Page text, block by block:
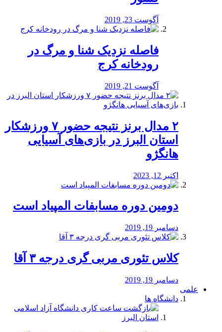
آگوست 23, 2019
️فاصله نزدیک شنا و مرگ در
رودخانه کرج
آگوست 21, 2019
۲ مدال برنز نتیجه حضور ۷ ورزشکار
استان البرز در بازی‌های آسیایی
هانگژو
اکتبر 12, 2023
دومین دوره مسابفات المپیاد است
دسامبر 19, 2019
کلاس تئوری مربی گری درجه ۳ آقا
دسامبر 19, 2019
علمی
دانشگاه ها